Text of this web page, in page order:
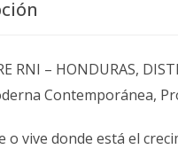
RNI – HONDURAS,
Contemporánea,
o vive donde está el